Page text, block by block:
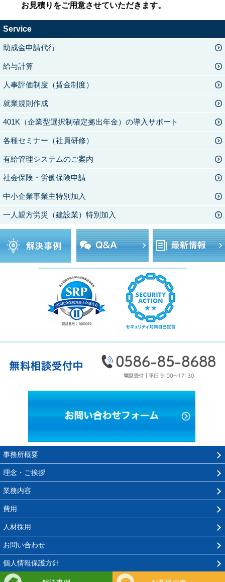
お見積りをご用意させていただきます。
Service
助成金申請代行
給与計算
人事評価制度（賃金制度）
就業規則作成
401K（企業型選択制確定拠出年金）の導入サポート
各種セミナー（社員研修）
有給管理システムのご案内
社会保険・労働保険申請
中小企業事業主特別加入
一人親方労災（建設業）特別加入
お問い
事務所概要
理念・ご挨拶
業務内容
費用
人材採用
お問い合わせ
個人情報保護方針